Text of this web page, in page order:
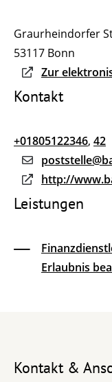
Graurheindorfer
53117 Bonn
Zur
Kontakt
+01805122346, 42
http://
Leistungen
Erlaubnis
Kontakt &